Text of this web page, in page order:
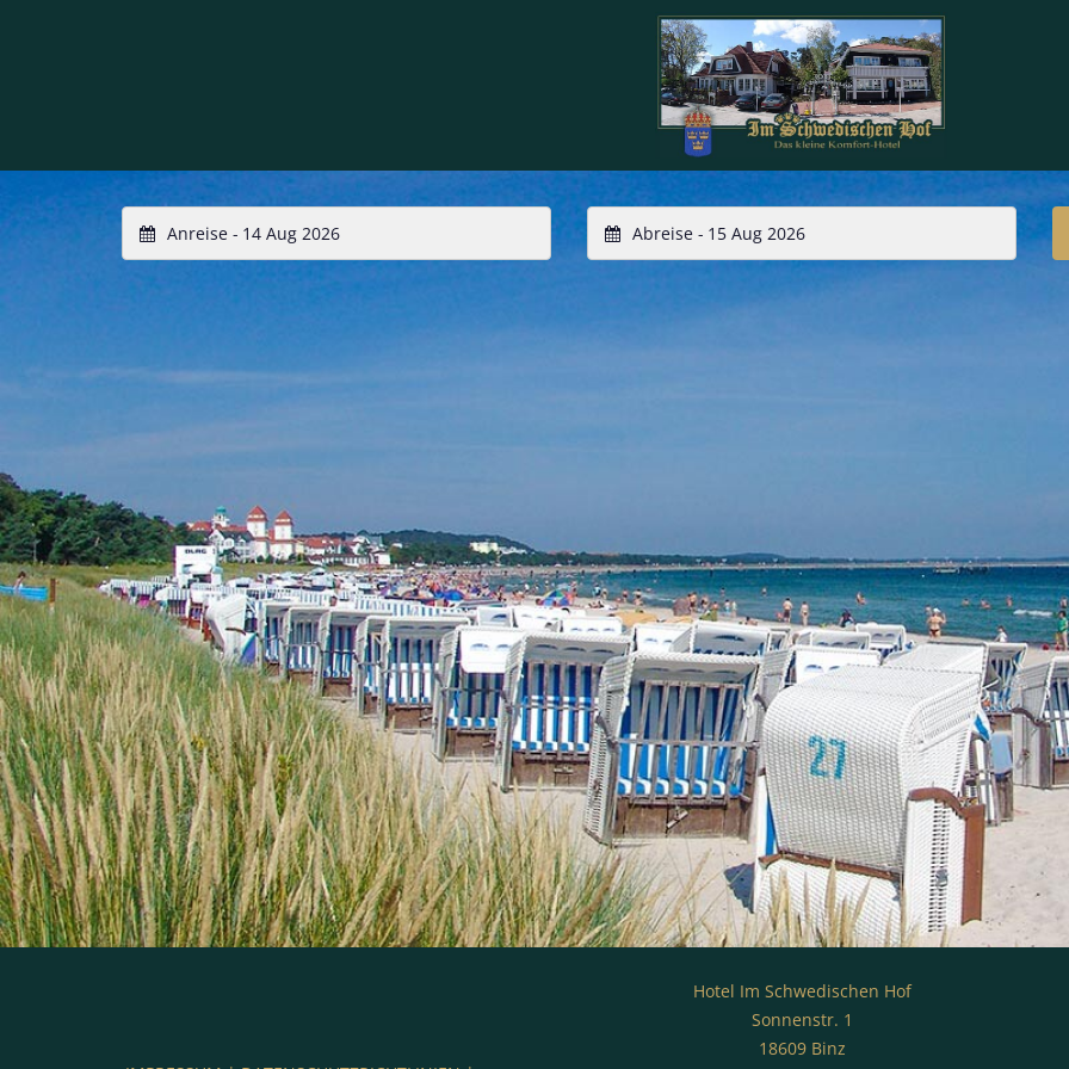
Anreise - Abreise -
Hotel Im Schwedischen Hof
Sonnenstr. 1
18609 Binz